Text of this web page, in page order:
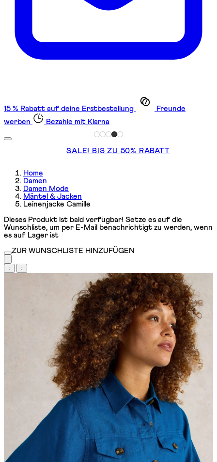
15 % Rabatt auf deine Erstbestellung
Freunde
werben
Bezahle mit Klarna
SALE! BIS ZU 50% RABATT
Home
Damen
Damen Mode
Mäntel & Jacken
Leinenjacke Camille
Dieses Produkt ist bald verfügbar! Setze es auf die
Wunschliste, um per E-Mail benachrichtigt zu werden, wenn
es auf Lager ist
ZUR WUNSCHLISTE HINZUFÜGEN